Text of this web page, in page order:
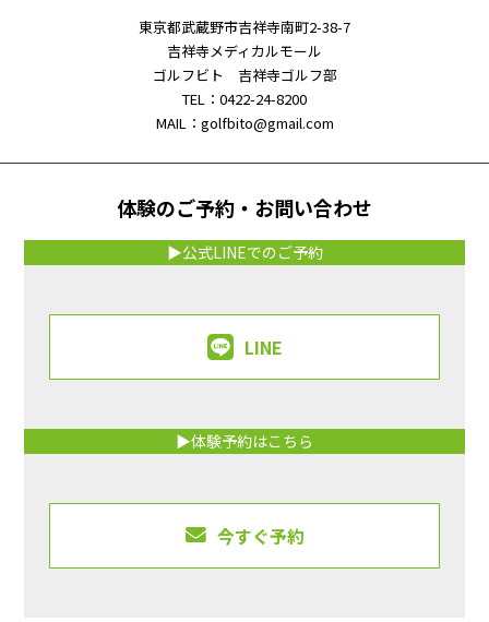
東京都武蔵野市吉祥寺南町2-38-7
吉祥寺メディカルモール
ゴルフビト 吉祥寺ゴルフ部
TEL：0422-24-8200
MAIL：golfbito@gmail.com
体験のご予約・お問い合わせ
▶公式LINEでのご予約
LINE
▶体験予約はこちら
今すぐ予約